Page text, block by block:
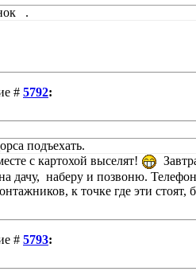
.
# 5792:
подъехать.
с картохой выселят!
дачу, наберу и позвоню.
к точке где эти стоят,
# 5793: